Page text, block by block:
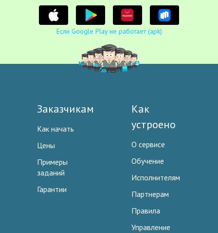
Если Google Play не работает (apk)
Заказчикам
Как начать
Цены
Примеры
заданий
Гарантии
Как
устроено
О сервисе
Обучение
Исполнителям
Партнерам
Правила
Управление